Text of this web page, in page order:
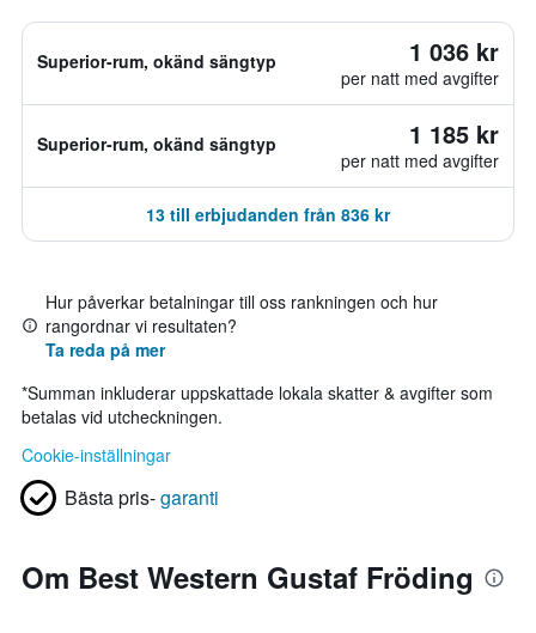
Superior-rum, okänd sängtyp 1 036 kr
per natt med avgifter
Superior-rum, okänd sängtyp 1 185 kr
per natt med avgifter
13 till erbjudanden från 836 kr
Hur påverkar betalningar till oss rankningen och hur
rangordnar vi resultaten?
Ta reda på mer
*Summan inkluderar uppskattade lokala skatter & avgifter som
betalas vid utcheckningen.
Cookie-inställningar
Bästa pris-garanti
Om Best Western Gustaf Fröding